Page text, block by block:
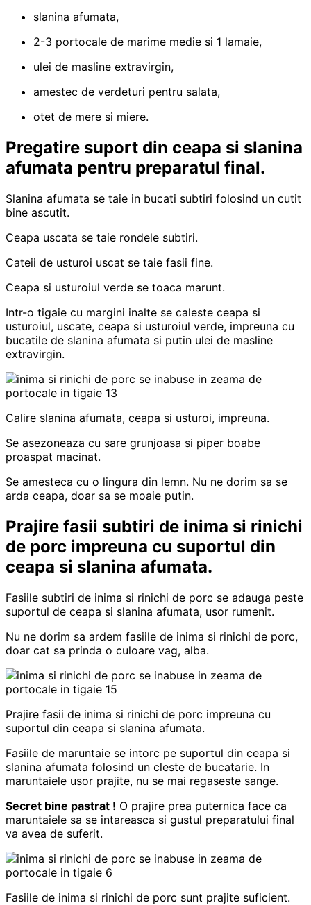
slanina afumata,
2-3 portocale de marime medie si 1 lamaie,
ulei de masline extravirgin,
amestec de verdeturi pentru salata,
otet de mere si miere.
Pregatire suport din ceapa si slanina
afumata pentru preparatul final.
Slanina afumata se taie in bucati subtiri folosind un cutit
bine ascutit.
Ceapa uscata se taie rondele subtiri.
Cateii de usturoi uscat se taie fasii fine.
Ceapa si usturoiul verde se toaca marunt.
Intr-o tigaie cu margini inalte se caleste ceapa si
usturoiul, uscate, ceapa si usturoiul verde, impreuna cu
bucatile de slanina afumata si putin ulei de masline
extravirgin.
Calire slanina afumata, ceapa si usturoi, impreuna.
Se asezoneaza cu sare grunjoasa si piper boabe
proaspat macinat.
Se amesteca cu o lingura din lemn. Nu ne dorim sa se
arda ceapa, doar sa se moaie putin.
Prajire fasii subtiri de inima si rinichi
de porc impreuna cu suportul din
ceapa si slanina afumata.
Fasiile subtiri de inima si rinichi de porc se adauga peste
suportul de ceapa si slanina afumata, usor rumenit.
Nu ne dorim sa ardem fasiile de inima si rinichi de porc,
doar cat sa prinda o culoare vag, alba.
Prajire fasii de inima si rinichi de porc impreuna cu
suportul din ceapa si slanina afumata.
Fasiile de maruntaie se intorc pe suportul din ceapa si
slanina afumata folosind un cleste de bucatarie. In
maruntaiele usor prajite, nu se mai regaseste sange.
Secret bine pastrat ! O prajire prea puternica face ca
maruntaiele sa se intareasca si gustul preparatului final
va avea de suferit.
Fasiile de inima si rinichi de porc sunt prajite suficient.